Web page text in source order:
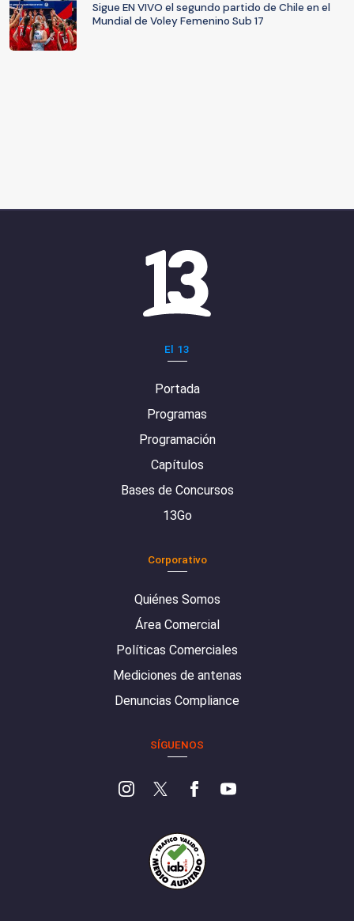
Sigue EN VIVO el segundo partido de Chile en el
Mundial de Voley Femenino Sub 17
El 13
Portada
Programas
Programación
Capítulos
Bases de Concursos
13Go
Corporativo
Quiénes Somos
Área Comercial
Políticas Comerciales
Mediciones de antenas
Denuncias Compliance
SÍGUENOS